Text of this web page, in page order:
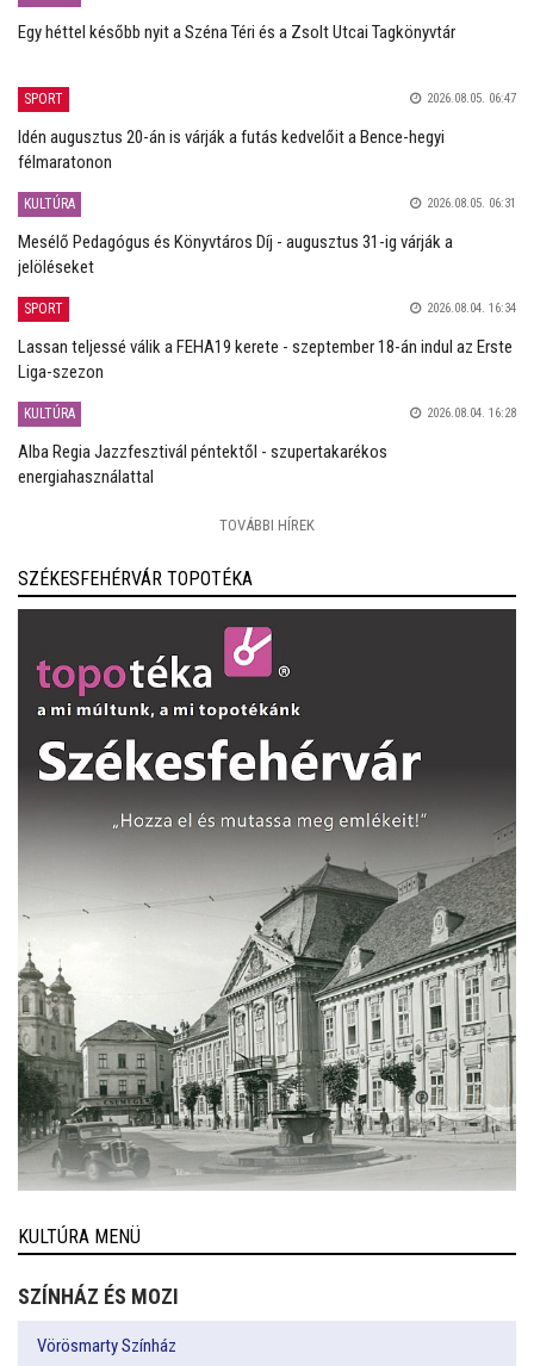
Egy héttel később nyit a Széna Téri és a Zsolt Utcai Tagkönyvtár
SPORT 2026.08.05. 06:47
Idén augusztus 20-án is várják a futás kedvelőit a Bence-hegyi
félmaratonon
KULTÚRA 2026.08.05. 06:31
Mesélő Pedagógus és Könyvtáros Díj - augusztus 31-ig várják a
jelöléseket
SPORT 2026.08.04. 16:34
Lassan teljessé válik a FEHA19 kerete - szeptember 18-án indul az Erste
Liga-szezon
KULTÚRA 2026.08.04. 16:28
Alba Regia Jazzfesztivál péntektől - szupertakarékos
energiahasználattal
TOVÁBBI HÍREK
SZÉKESFEHÉRVÁR TOPOTÉKA
KULTÚRA MENÜ
SZÍNHÁZ ÉS MOZI
Vörösmarty Színház